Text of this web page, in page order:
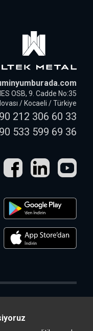
OSB, 9. Cadde No:35
/ Kocaeli / Türkiye
212 306 60 33
533 599 69 36